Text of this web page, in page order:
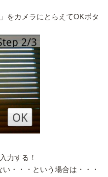
をカメラにとらえてOKボタ
力する！
・・・という場合は・・・